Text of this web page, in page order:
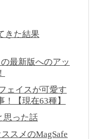
きた結果
最新版へのアッ
ェイスが可愛す
【現在63種】
思った話
スメのMagSafe